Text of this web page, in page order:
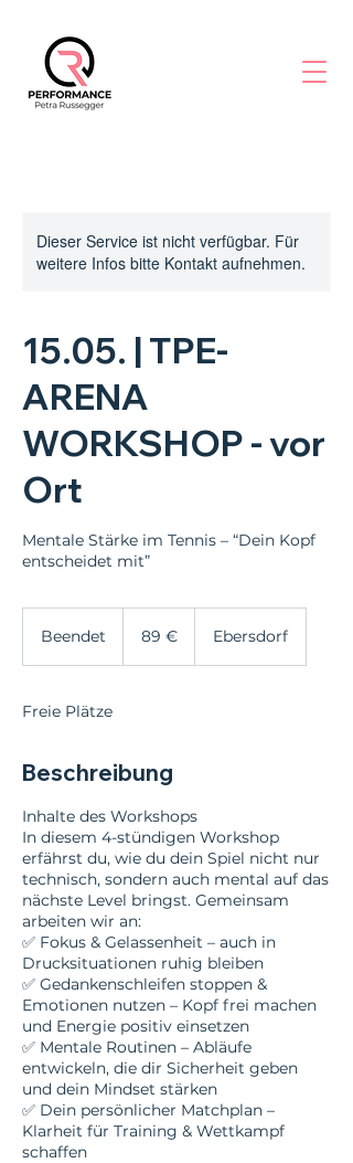
Dieser Service ist nicht verfügbar. Für
weitere Infos bitte Kontakt aufnehmen.
15.05. | TPE-
ARENA
WORKSHOP - vor
Ort
Mentale Stärke im Tennis – “Dein Kopf
entscheidet mit”
Beendet
d
89 € Ebersdorf
Freie Plätze
Beschreibung
Inhalte des Workshops
In diesem 4-stündigen Workshop
erfährst du, wie du dein Spiel nicht nur
technisch, sondern auch mental auf das
nächste Level bringst. Gemeinsam
arbeiten wir an:
✅ Fokus & Gelassenheit – auch in
Drucksituationen ruhig bleiben
✅ Gedankenschleifen stoppen &
Emotionen nutzen – Kopf frei machen
und Energie positiv einsetzen
✅ Mentale Routinen – Abläufe
entwickeln, die dir Sicherheit geben
und dein Mindset stärken
✅ Dein persönlicher Matchplan –
Klarheit für Training & Wettkampf
schaffen